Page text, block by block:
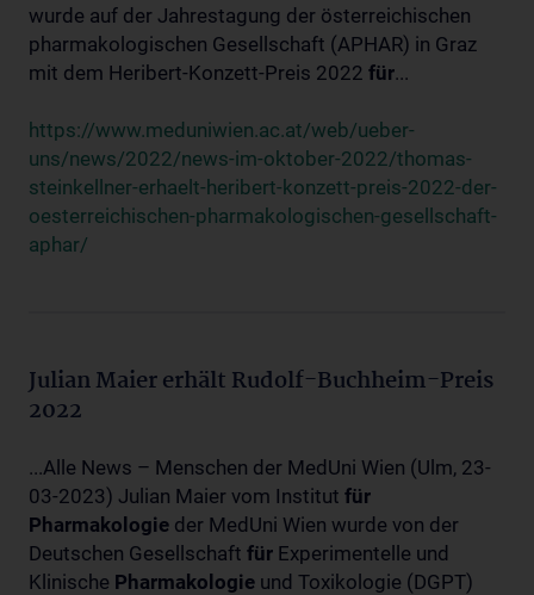
wurde auf der Jahrestagung der österreichischen
pharmakologischen Gesellschaft (APHAR) in Graz
mit dem Heribert-Konzett-Preis 2022 für...
https://www.meduniwien.ac.at/web/ueber-
uns/news/2022/news-im-oktober-2022/thomas-
steinkellner-erhaelt-heribert-konzett-preis-2022-der-
oesterreichischen-pharmakologischen-gesellschaft-
aphar/
Julian Maier erhält Rudolf-Buchheim-Preis
2022
...Alle News – Menschen der MedUni Wien (Ulm, 23-
03-2023) Julian Maier vom Institut für
Pharmakologie der MedUni Wien wurde von der
Deutschen Gesellschaft für Experimentelle und
Klinische Pharmakologie und Toxikologie (DGPT)